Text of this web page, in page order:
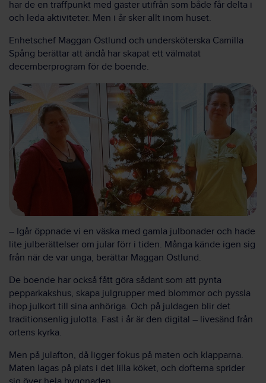
har de en träffpunkt med gäster utifrån som både får delta i
och leda aktiviteter. Men i år sker allt inom huset.
Enhetschef Maggan Östlund och undersköterska Camilla
Spång berättar att ändå har skapat ett välmatat
decemberprogram för de boende.
– Igår öppnade vi en väska med gamla julbonader och hade
lite julberättelser om jular förr i tiden. Många kände igen sig
från när de var unga, berättar Maggan Östlund.
De boende har också fått göra sådant som att pynta
pepparkakshus, skapa julgrupper med blommor och pyssla
ihop julkort till sina anhöriga. Och på juldagen blir det
traditionsenlig julotta. Fast i år är den digital – livesänd från
ortens kyrka.
Men på julafton, då ligger fokus på maten och klapparna.
Maten lagas på plats i det lilla köket, och dofterna sprider